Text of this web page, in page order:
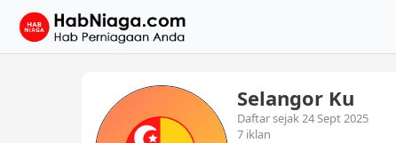
Selangor Ku
Daftar sejak 24 Sept 2025
7 iklan